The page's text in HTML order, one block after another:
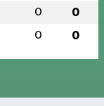
0 0
0 0